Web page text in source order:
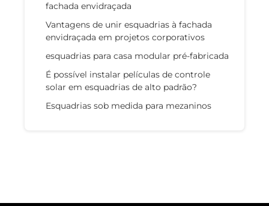
fachada envidraçada
Vantagens de unir esquadrias à fachada
envidraçada em projetos corporativos
esquadrias para casa modular pré-fabricada
É possível instalar películas de controle
solar em esquadrias de alto padrão?
Esquadrias sob medida para mezaninos